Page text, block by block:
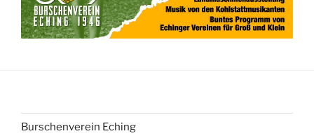
Burschenverein Eching